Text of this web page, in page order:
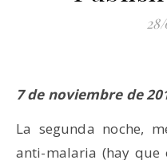
7 de noviembre de
La segunda noche,
anti-malaria (hay que